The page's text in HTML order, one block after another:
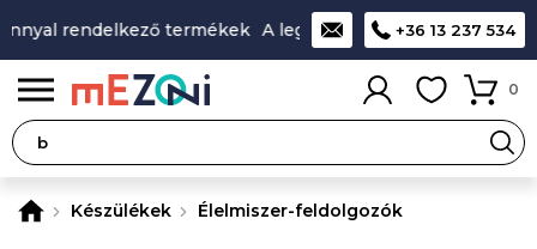
rendelkező termékek A legjobb design-minőség-ár
+36 13 237 534
0
Készülékek Élelmiszer-feldolgozók